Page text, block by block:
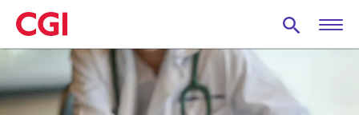
Skip
to
main